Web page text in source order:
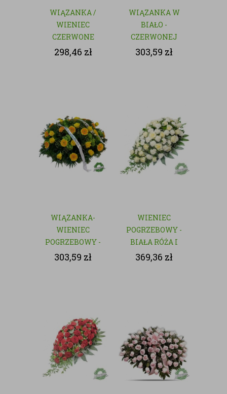
WIĄZANKA /
WIENIEC
CZERWONE
RÓŻE - KWIATY
298,46 zł
WIĄZANKA W
BIAŁO -
CZERWONEJ
KOLORYSTYCE
303,59 zł
WIĄZANKA-
WIENIEC
POGRZEBOWY -
NATURALNY
303,59 zł
WIENIEC
POGRZEBOWY -
BIAŁA RÓŻA I
GOŹDZIK
369,36 zł